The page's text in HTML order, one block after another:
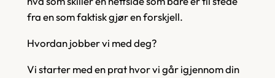
fra en som faktisk gjør en forskjell.
Hvordan jobber vi med deg?
Vi starter med en prat hvor vi går igjennom din